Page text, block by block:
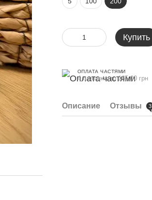
Купить
ОПЛАТА ЧАСТЯМИ
4 платежа по 165.00 грн
Описание Отзывы 3